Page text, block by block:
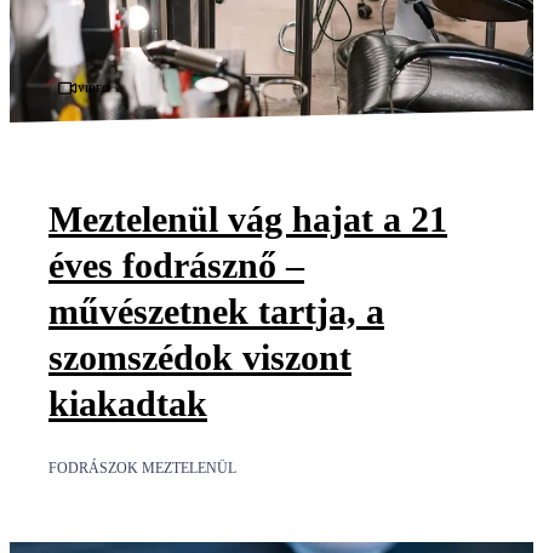
Videó
Meztelenül vág hajat a 21
éves fodrásznő –
művészetnek tartja, a
szomszédok viszont
kiakadtak
FODRÁSZOK MEZTELENÜL